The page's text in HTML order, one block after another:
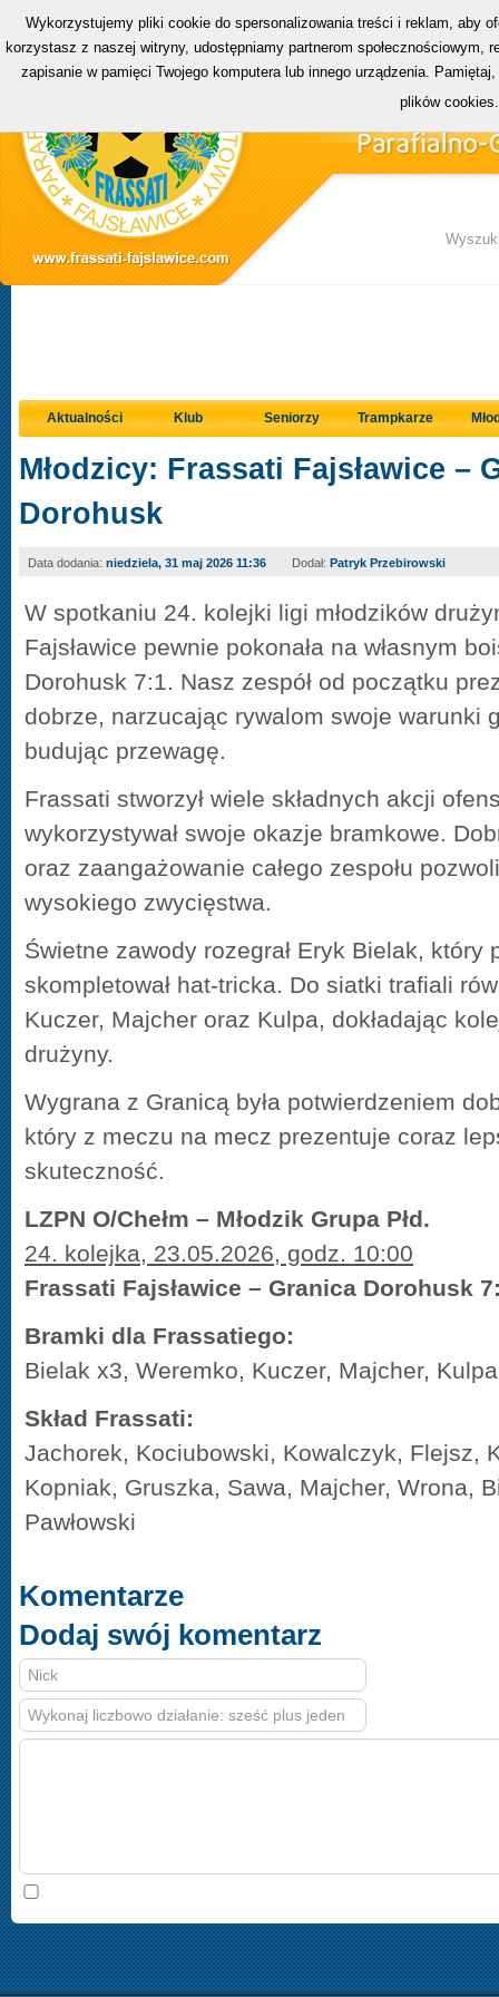
Aktualności Klub Seniorzy Trampkarze
Młodzicy: Frassati Fajsławice –
Dorohusk
Data dodania: niedziela, 31 maj 2026 11:36 Dodał: Patryk Przebirowski
W spotkaniu 24. kolejki ligi młodzików
Fajsławice pewnie pokonała na własnym
Dorohusk 7:1. Nasz zespół od początku
dobrze, narzucając rywalom swoje warunki
budując przewagę.
Frassati stworzył wiele składnych akcji
wykorzystywał swoje okazje bramkowe.
oraz zaangażowanie całego zespołu
wysokiego zwycięstwa.
Świetne zawody rozegrał Eryk Bielak, który
skompletował hat-tricka. Do siatki trafiali
Kuczer, Majcher oraz Kulpa, dokładając
drużyny.
Wygrana z Granicą była potwierdzeniem
który z meczu na mecz prezentuje coraz
skuteczność.
LZPN O/Chełm – Młodzik Grupa Płd.
24. kolejka, 23.05.2026, godz. 10:00
Frassati Fajsławice – Granica Dorohusk
Bramki dla Frassatiego:
Bielak x3, Weremko, Kuczer, Majcher, Kulpa
Skład Frassati:
Jachorek, Kociubowski, Kowalczyk, Flejsz,
Kopniak, Gruszka, Sawa, Majcher, Wrona,
Pawłowski
Komentarze
Dodaj swój komentarz
Wykorzystujemy pliki cookie do spersonalizowania treści i reklam, aby
korzystasz z naszej witryny, udostępniamy partnerom
zapisanie w pamięci Twojego komputera lub innego urządzenia.
plików